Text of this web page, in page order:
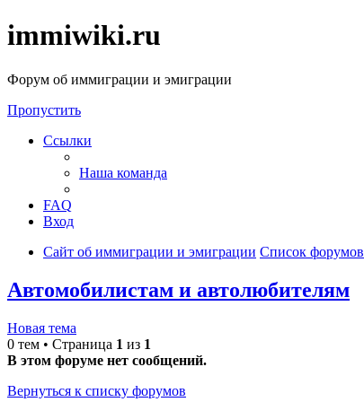
immiwiki.ru
Форум об иммиграции и эмиграции
Пропустить
Ссылки
Наша команда
FAQ
Вход
Сайт об иммиграции и эмиграции Список форумов
Автомобилистам и автолюбителям
Новая тема
0 тем • Страница 1 из 1
В этом форуме нет сообщений.
Вернуться к списку форумов